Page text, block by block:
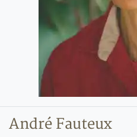
André Fauteux